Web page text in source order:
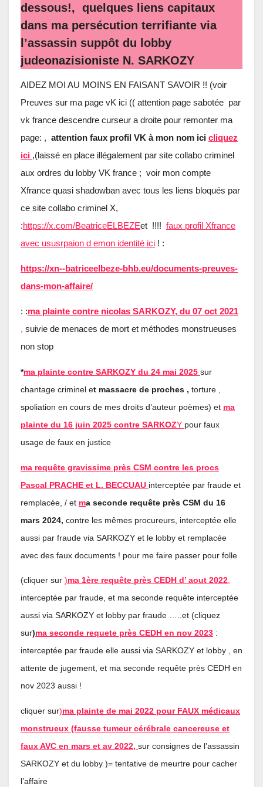
dessous!, quelques liens capitaux
dans ma persécution terrifiante via
l’assassin suppôt du lobby
judeonazisioniste N. SARKOZY
AIDEZ MOI AU MOINS EN FAISANT SAVOIR !! (voir
Preuves sur ma page vK ici (( attention page sabotée par
vk france descendre curseur a droite pour remonter ma
page: , attention faux profil VK à mon nom ici cliquez
ici ,(laissé en place illégalement par site collabo criminel
aux ordres du lobby VK france ; voir mon compte
Xfrance quasi shadowban avec tous les liens bloqués par
ce site collabo criminel X,
:https://x.com/BeatriceELBEZEet !!!! faux profil Xfrance
avec ususrpaion d emon identité ici ! :
https://xn--batriceelbeze-bhb.eu/documents-preuves-
dans-mon-affaire/
: :ma plainte contre nicolas SARKOZY, du 07 oct 2021
, suivie de menaces de mort et méthodes monstrueuses
non stop
*ma plainte contre SARKOZY du 24 mai 2025 sur
chantage criminel et massacre de proches , torture ,
spoliation en cours de mes droits d’auteur poèmes) et ma
plainte du 16 juin 2025 contre SARKOZY pour faux
usage de faux en justice
ma requête gravissime près CSM contre les procs
Pascal PRACHE et L. BECCUAU interceptée par fraude et
remplacée, / et ma seconde requête près CSM du 16
mars 2024, contre les mêmes procureurs, interceptée elle
aussi par fraude via SARKOZY et le lobby et remplacée
avec des faux documents ! pour me faire passer pour folle
(cliquer sur )ma 1ère requête près CEDH d’ aout 2022,
interceptée par fraude, et ma seconde requête interceptée
aussi via SARKOZY et lobby par fraude …..et (cliquez
sur)ma seconde requete près CEDH en nov 2023 :
interceptée par fraude elle aussi via SARKOZY et lobby , en
attente de jugement, et ma seconde requête près CEDH en
nov 2023 aussi !
cliquer sur)ma plainte de mai 2022 pour FAUX médicaux
monstrueux (fausse tumeur cérébrale cancereuse et
faux AVC en mars et av 2022, sur consignes de l’assassin
SARKOZY et du lobby )= tentative de meurtre pour cacher
l’affaire